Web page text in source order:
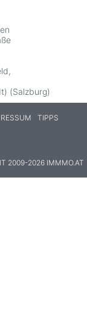
(Salzburg)
TIPPS
2009-2026 IMMMO.AT